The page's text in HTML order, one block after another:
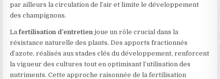
par ailleurs la circulation de l’air et limite le développement
des champignons.
Lafertilisation d’entretien joue un rôle crucial dans la
résistance naturelle des plants. Des apports fractionnés
d’azote, réalisés aux stades clés du développement, renforcent
la vigueur des cultures tout en optimisant l’utilisation des
nutriments. Cette approche raisonnée de la fertilisation